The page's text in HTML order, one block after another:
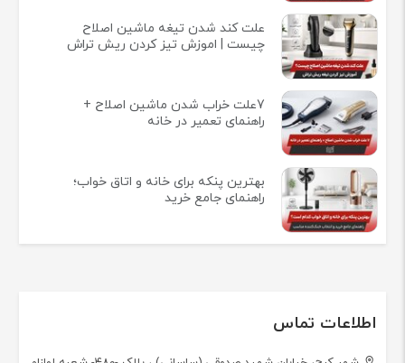
علت کند شدن تیغه ماشین اصلاح
چیست | اموزش تیز کردن ریش تراش
7علت خراب شدن ماشین اصلاح +
راهنمای تعمیر در خانه
بهترین پنکه برای خانه و اتاق خواب؛
راهنمای جامع خرید
اطلاعات تماس